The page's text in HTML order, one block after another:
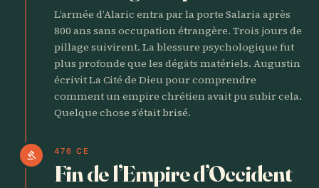
L’armée d’Alaric entra par la porte Salaria après
800 ans sans occupation étrangère. Trois jours de
pillage suivirent. La blessure psychologique fut
plus profonde que les dégâts matériels. Augustin
écrivit La Cité de Dieu pour comprendre
comment un empire chrétien avait pu subir cela.
Quelque chose s’était brisé.
gavel 476 CE
Fin de l’Empire d’Occident